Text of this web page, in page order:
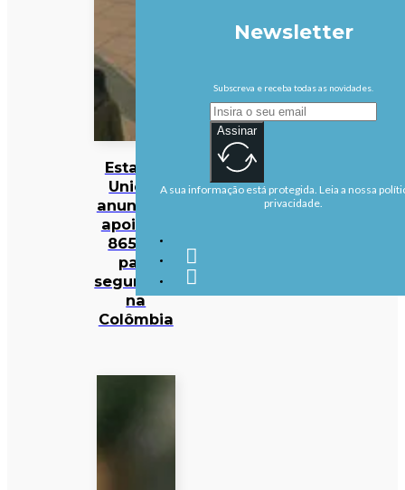
Estados
Unidos
anunciam
apoio de
865 ME
para
segurança
na
Colômbia
Newsletter
Subscreva e receba todas as novidades.
Assinar
A sua informação está protegida. Leia a nossa
privacidade.